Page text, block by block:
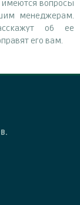
вопросы
менеджерам.
об ее
его вам.